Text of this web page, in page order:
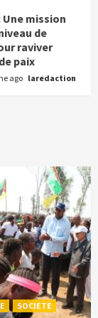
Une mission
de
raviver
paix
ago laredaction
SOCIETE